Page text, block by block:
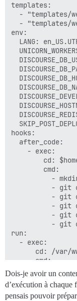
templates:
- "templates/
- "templates/
env:
LANG:
hooks:
  after_code:
    - exec:
cd:
        cmd:
-
- git
- git
- git
- git
- git
run:
  - exec:
cd: /var/
      cmd:
- sed -
- bash
- bash
Dois-je avoir un
d’exécution à chaque
pensais pouvoir